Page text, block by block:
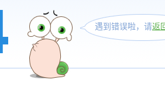
遇到错误啦，请返